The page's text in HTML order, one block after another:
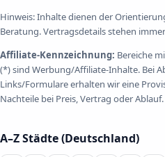
Hinweis: Inhalte dienen der
Beratung. Vertragsdetails stehen
Affiliate-Kennzeichnung: Bereiche
(*) sind Werbung/Affiliate-Inhalte. Bei
Links/Formulare erhalten wir eine
Nachteile bei Preis, Vertrag oder Ablauf.
A–Z Städte (Deutschland)